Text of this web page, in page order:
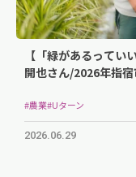
【「緑があるってい
開也さん/2026年指
#農業#Uターン
2026.06.29